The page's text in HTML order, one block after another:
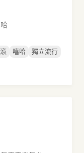
嘻哈
獨立流行